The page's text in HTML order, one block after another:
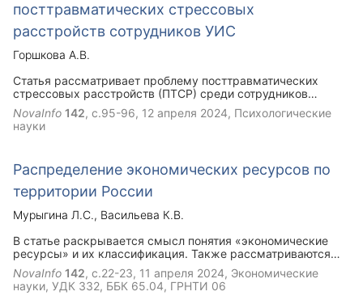
зоны актуального, т.е. от заявленного уровня развития
ребенка без вмешательства взрослого, к зоне возможного
развития, характеризующегося обладанием ребенком на
выходе из дошкольного учреждения такими
быть сформированы при правильном педагогическом
сопровождении.
посттравматических стрессовых
расстройств сотрудников УИС
Горшкова А.В.
Статья рассматривает проблему посттравматических
стрессовых расстройств (ПТСР) среди сотрудников
учреждений, исполняющих уголовное наказание (УИС).
Статья выделяет основные факторы риска развития ПТСР
у сотрудников УИС, описывает профилактические
программ поддержки для сотрудников УИС, чтобы
обеспечить их психологическое благополучие и
профессиональную эффективность.
NovaInfo 142, с.95-96, 12 апреля 2024, Психологические
науки
Распределение экономических ресурсов по
территории России
Мурыгина Л.С.
Васильева К.В.
В статье раскрывается смысл понятия «экономические
ресурсы» и их классификация. Также рассматриваются
особенности распределения экономических ресурсов по
территории России. Раскрываются причины, которые
оказывают влияние на территориальное распределение
NovaInfo 142, с.22-23, 11 апреля 2024, Экономические
науки, УДК 332, ББК 65.04, ГРНТИ 06